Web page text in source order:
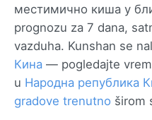
местимично киша у
prognozu za 7 dana,
vazduha. Kunshan se
Кина — pogledajte
u Народна република
gradove trenutno širom